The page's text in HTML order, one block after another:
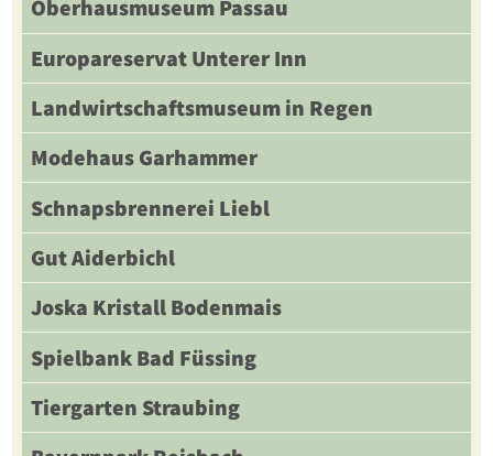
Oberhausmuseum Passau
Europareservat Unterer Inn
Landwirtschaftsmuseum in Regen
Modehaus Garhammer
Schnapsbrennerei Liebl
Gut Aiderbichl
Joska Kristall Bodenmais
Spielbank Bad Füssing
Tiergarten Straubing